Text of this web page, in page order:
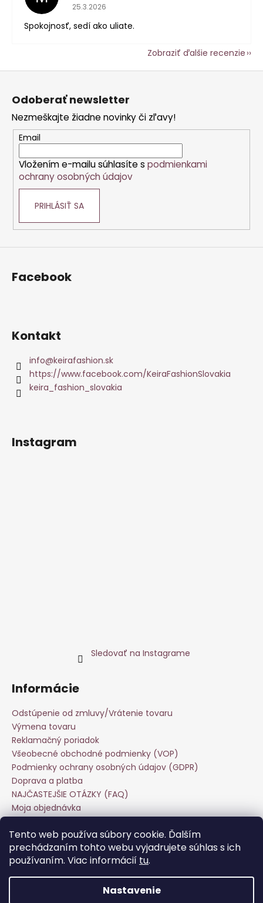
Tento web používa súbory cookie. Ďalším
prechádzaním tohto webu vyjadrujete súhlas s ich
používaním. Viac informácií tu.
Nastavenie
Hodnotenie obchodu je 5 z 5 hviezdičiek.
25.3.2026
Spokojnosť, sedí ako uliate.
Zobraziť ďalšie recenzie
Z
Odoberať newsletter
Nezmeškajte žiadne novinky či zľavy!
Email
Vložením e-mailu súhlasíte s podmienkami
ochrany osobných údajov
PRIHLÁSIŤ SA
Facebook
Kontakt
info@keirafashion.sk
https://www.facebook.com/KeiraFashionSlovakia
keira_fashion_slovakia
Instagram
Sledovať na Instagrame
Informácie
Odstúpenie od zmluvy/Vrátenie tovaru
Výmena tovaru
Reklamačný poriadok
Všeobecné obchodné podmienky (VOP)
Podmienky ochrany osobných údajov (GDPR)
Doprava a platba
NAJČASTEJŠIE OTÁZKY (FAQ)
Moja objednávka
Veľkoobchod
Hodnotenie obchodu
Kontakt